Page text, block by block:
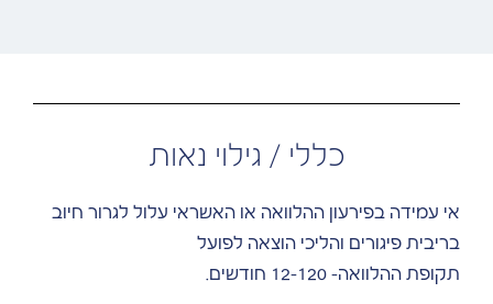
כללי / גילוי נאות
אי עמידה בפירעון ההלוואה או האשראי עלול לגרור חיוב
בריבית פיגורים והליכי הוצאה לפועל
תקופת ההלוואה- 12-120 חודשים.